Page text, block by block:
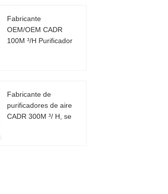
Fabricante
OEM/OEM CADR
100M ³/H Purificador
Fabricante de
purificadores de aire
CADR 300M ³/ H, se